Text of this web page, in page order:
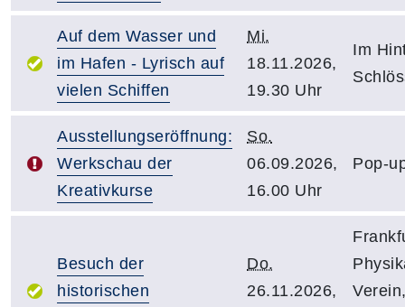
Auf dem Wasser und
im Hafen - Lyrisch auf
vielen Schiffen
Mi.
18.11.2026,
19.30 Uhr
Im
Ausstellungseröffnung:
Werkschau der
Kreativkurse
So.
06.09.2026,
16.00 Uhr
Pop-
Besuch der
historischen
Do.
26.11.2026,